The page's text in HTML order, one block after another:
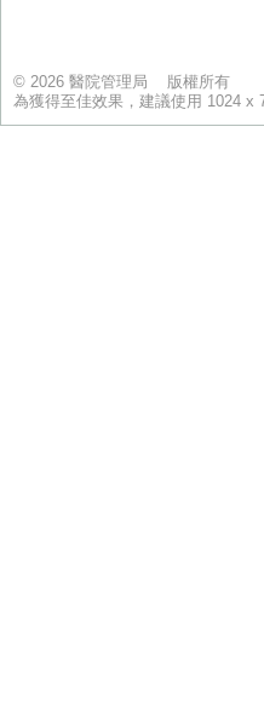
© 2026 醫院管理局 版權所有
為獲得至佳效果，建議使用 1024 x